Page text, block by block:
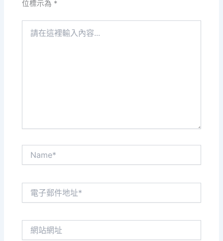
位標示為 *